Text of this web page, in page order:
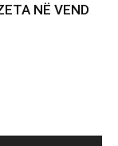
NË VEND